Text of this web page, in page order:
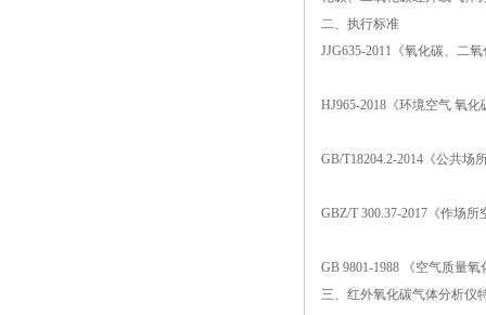
二、执行标准
JJG635-2011《氧化碳、二
HJ965-2018《环境空气 氧
GB/T18204.2-2014《公共场
GBZ/T 300.37-2017《作场
GB 9801-1988 《空气质量
三、红外氧化碳气体分析仪